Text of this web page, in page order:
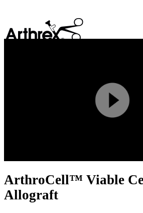
ArthroCell™ Viable
Allograft